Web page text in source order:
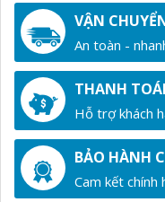
VẬN
An toàn -
THANH
Hỗ trợ khách
BẢO HÀNH
Cam kết chính